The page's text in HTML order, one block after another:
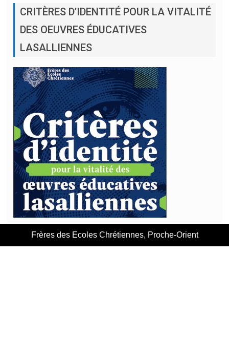
CRITÈRES D’IDENTITÉ POUR LA VITALITÉ
DES OEUVRES ÉDUCATIVES
LASALLIENNES
Frères des Ecoles Chrétiennes, Proche-Orient